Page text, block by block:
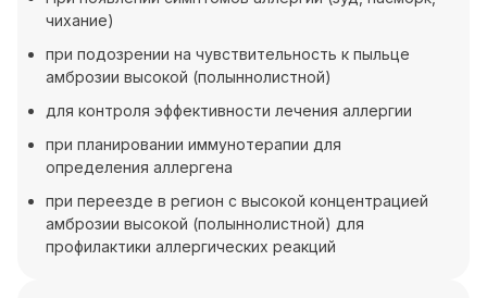
чихание)
при подозрении на чувствительность к пыльце
амброзии высокой (полыннолистной)
для контроля эффективности лечения аллергии
при планировании иммунотерапии для
определения аллергена
при переезде в регион с высокой концентрацией
амброзии высокой (полыннолистной) для
профилактики аллергических реакций